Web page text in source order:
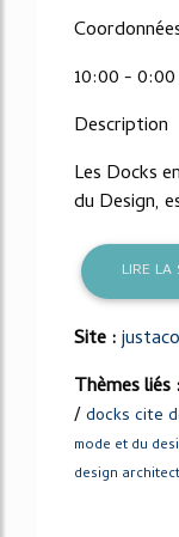
10:00 - 0:00
Description
Les Docks
du Design,
LIRE LA
Site :
Thèmes liés :
/docks cite
mode et du
design